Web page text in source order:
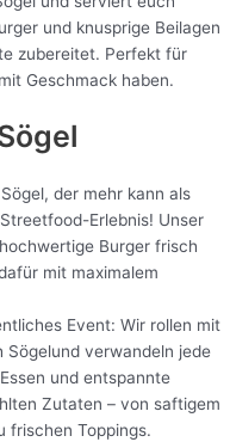
und knusprige Beilagen
zubereitet. Perfekt für
Geschmack haben.
der mehr kann als
Erlebnis! Unser
Burger frisch
mit maximalem
Event: Wir rollen mit
Sögelund verwandeln jede
und entspannte
Zutaten – von saftigem
frischen Toppings.